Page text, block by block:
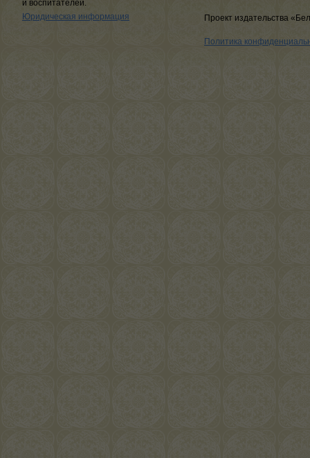
и воспитателей.
Юридическая информация
Проект издательства
Политика